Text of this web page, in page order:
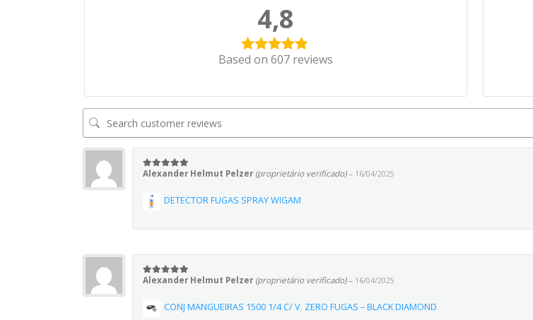
4,8
Based on 607 reviews
5em 5
Alexander Helmut Pelzer (proprietário verificado) – 16/04/2025
DETECTOR FUGAS SPRAY WIGAM
5em 5
Alexander Helmut Pelzer (proprietário verificado) – 16/04/2025
CONJ MANGUEIRAS 1500 1/4 C/ V. ZERO FUGAS – BLACK DIAMOND